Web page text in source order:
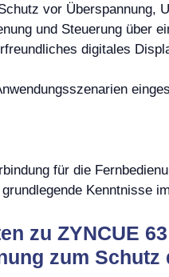
vor Überspannung,
und Steuerung über
digitales
für die
Kenntnisse
zu ZYNCUE
zum